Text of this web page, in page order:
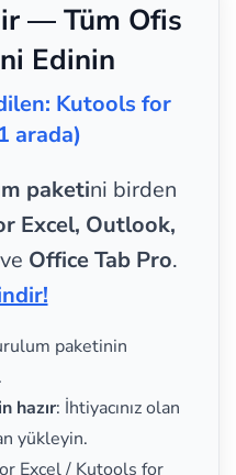
— Tüm Ofis
Edinin
Kutools for
arada)
paketini birden
Excel, Outlook,
Office Tab Pro.
paketinin
hazır: İhtiyacınız olan
yükleyin.
Excel / Kutools for